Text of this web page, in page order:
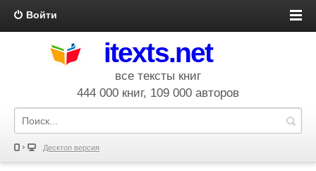
Войти
itexts.net
все тексты книг
444 000 книг, 109 000 авторов
Десктоп версия